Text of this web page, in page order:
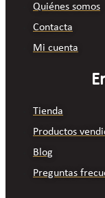
Quiénes somos
Contacta
Mi cuenta
Tienda
Productos
Blog
Preguntas